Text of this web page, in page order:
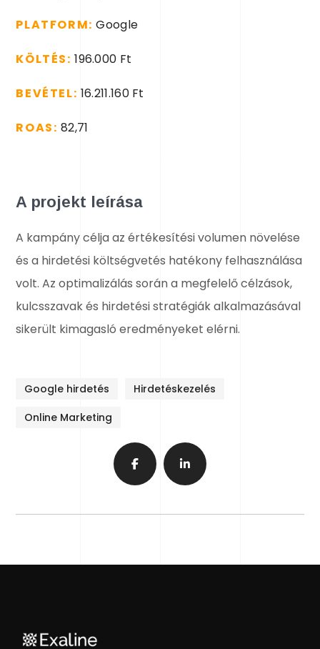
PLATFORM:Google
KÖLTÉS:196.000 Ft
BEVÉTEL: 16.211.160 Ft
ROAS:82,71
A projekt leírása
A kampány célja az értékesítési volumen növelése
és a hirdetési költségvetés hatékony felhasználása
volt. Az optimalizálás során a megfelelő célzások,
kulcsszavak és hirdetési stratégiák alkalmazásával
sikerült kimagasló eredményeket elérni.
Google hirdetés
Hirdetéskezelés
Online Marketing